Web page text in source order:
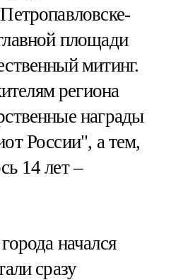
площади
митинг.
региона
награды
России", а тем,
14 лет –
начался
сразу